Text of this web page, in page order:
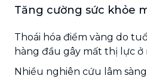
Tăng cường sức khỏe
Thoái hóa điểm vàng do
hàng đầu gây mất thị lực ở
Nhiều nghiên cứu lâm